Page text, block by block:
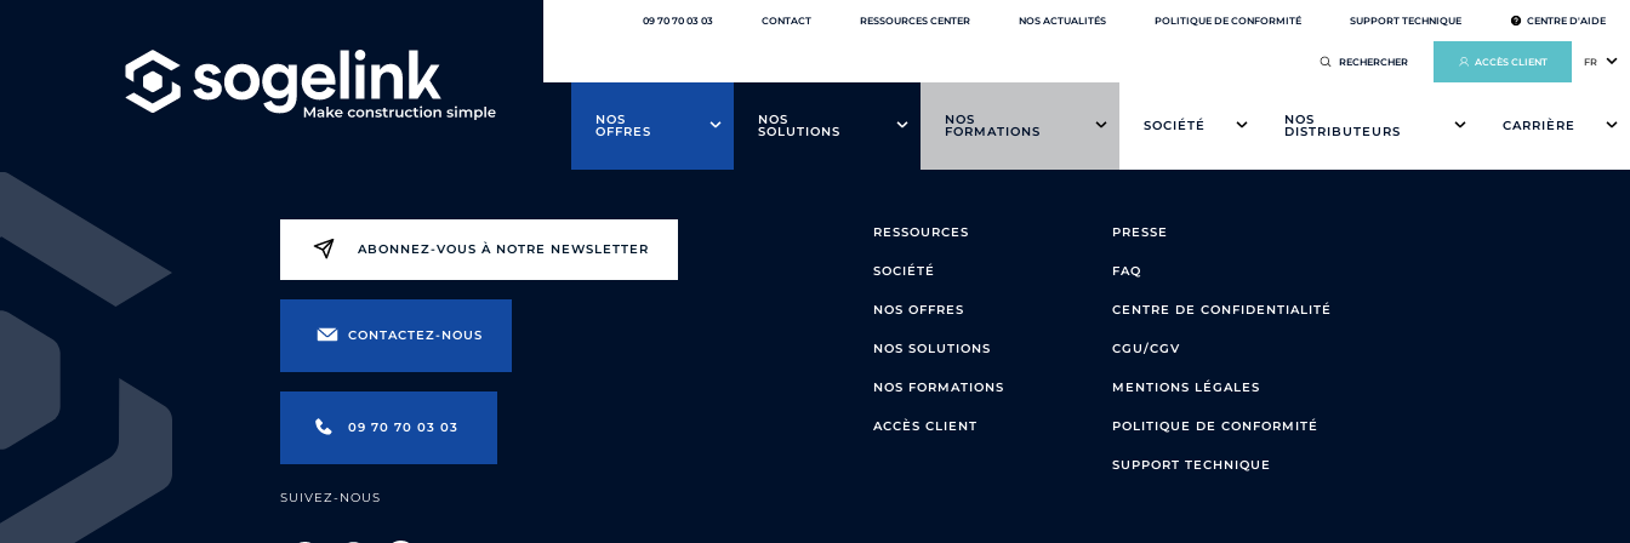
09 70 70 03 03 CONTACT RESSOURCES CENTER NOS ACTUALITÉS POLITIQUE DE CONFORMITÉ SUPPORT TECHNIQUE CENTRE D'AIDE
ACCÈS CLIENT FR
NOS
OFFRES
NOS
SOLUTIONS
NOS
FORMATIONS SOCIÉTÉ NOS
DISTRIBUTEURS CARRIÈRE
ABONNEZ-VOUS À NOTRE NEWSLETTER
CONTACTEZ-NOUS
09 70 70 03 03
SUIVEZ-NOUS
RESSOURCES
SOCIÉTÉ
NOS OFFRES
NOS SOLUTIONS
NOS FORMATIONS
ACCÈS CLIENT
PRESSE
FAQ
CENTRE DE CONFIDENTIALITÉ
CGU/CGV
MENTIONS LÉGALES
POLITIQUE DE CONFORMITÉ
SUPPORT TECHNIQUE